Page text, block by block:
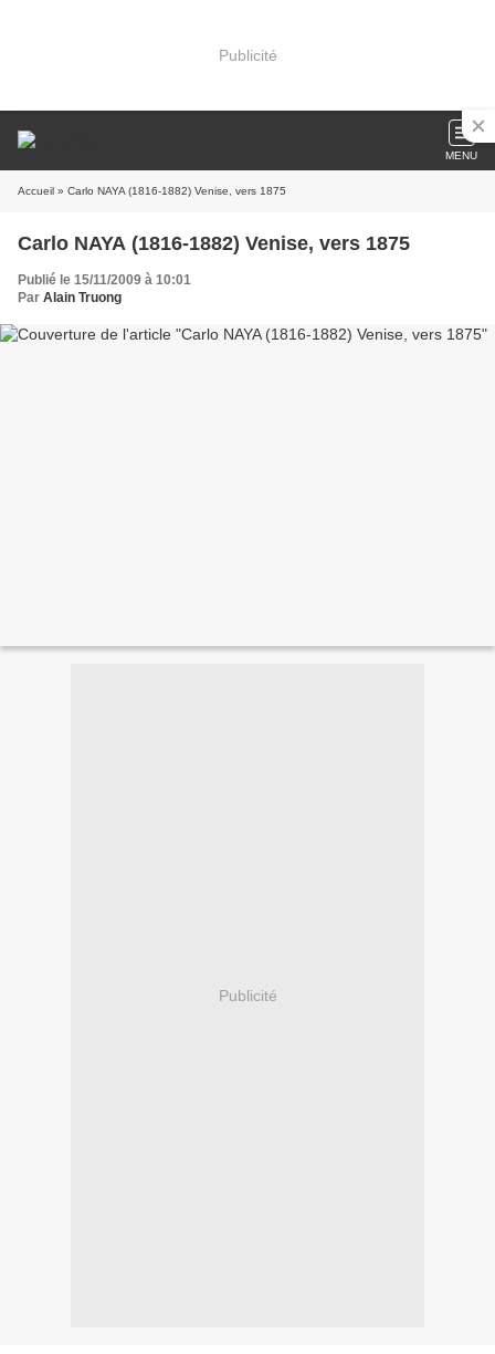
Publicité
MENU
Accueil » Carlo NAYA (1816-1882) Venise, vers 1875
Carlo NAYA (1816-1882) Venise, vers 1875
Publié le 15/11/2009 à 10:01
Par Alain Truong
Publicité